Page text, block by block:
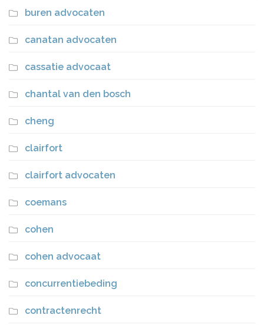
buren advocaten
canatan advocaten
cassatie advocaat
chantal van den bosch
cheng
clairfort
clairfort advocaten
coemans
cohen
cohen advocaat
concurrentiebeding
contractenrecht